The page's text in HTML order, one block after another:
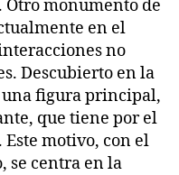
Otro monumento de
en el
no
Descubierto en la
figura principal,
que tiene por el
motivo, con el
se centra en la